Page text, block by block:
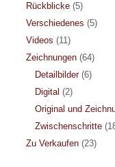
Rückblicke(5)
Verschiedenes (5)
Videos (11)
Zeichnungen(64)
Detailbilder(6)
Digital (2)
Original und
Zwischenschritte
Zu Verkaufen(23)